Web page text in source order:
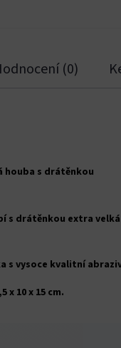
(0)
houba s drátěnkou
s drátěnkou extra
s vysoce kvalitní
x 10 x 15 cm.